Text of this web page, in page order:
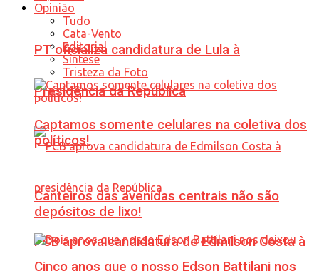
PT oficializa candidatura de Lula à
Presidência da República
PCB aprova candidatura de Edmilson Costa à
Opinião
Tudo
Cata-Vento
Editorial
Síntese
Tristeza da Foto
Captamos somente celulares na coletiva dos
políticos!
Canteiros das avenidas centrais não são
depósitos de lixo!
Cinco anos que o nosso Edson Battilani nos